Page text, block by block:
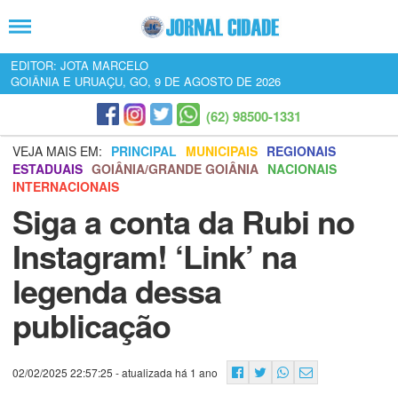
EDITOR: JOTA MARCELO
GOIÂNIA E URUAÇU, GO, 9 DE AGOSTO DE 2026
(62) 98500-1331
VEJA MAIS EM: PRINCIPAL MUNICIPAIS REGIONAIS
ESTADUAIS GOIÂNIA/GRANDE GOIÂNIA NACIONAIS
INTERNACIONAIS
Siga a conta da Rubi no
Instagram! ‘Link’ na
legenda dessa
publicação
02/02/2025 22:57:25 - atualizada há 1 ano